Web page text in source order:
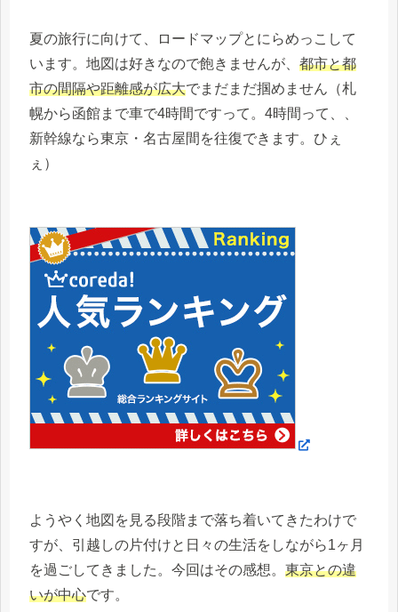
夏の旅行に向けて、ロードマップとにらめっこして
います。地図は好きなので飽きませんが、 都市と都
市の間隔や距離感が広大でまだまだ掴めません（札
幌から函館まで車で4時間ですって。4時間って、、
新幹線なら東京・名古屋間を往復できます。ひぇ
ぇ）
ようやく地図を見る段階まで落ち着いてきたわけで
すが、引越しの片付けと日々の生活をしながら1ヶ月
を過ごしてきました。今回はその感想。 東京との違
いが中心です。